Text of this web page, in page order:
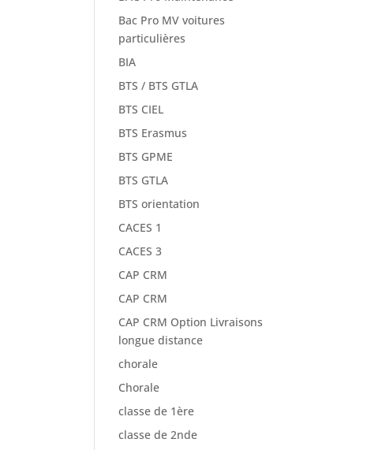
Bac Pro MV voitures
particulières
BIA
BTS / BTS GTLA
BTS CIEL
BTS Erasmus
BTS GPME
BTS GTLA
BTS orientation
CACES 1
CACES 3
CAP CRM
CAP CRM
CAP CRM Option Livraisons
longue distance
chorale
Chorale
classe de 1ère
classe de 2nde